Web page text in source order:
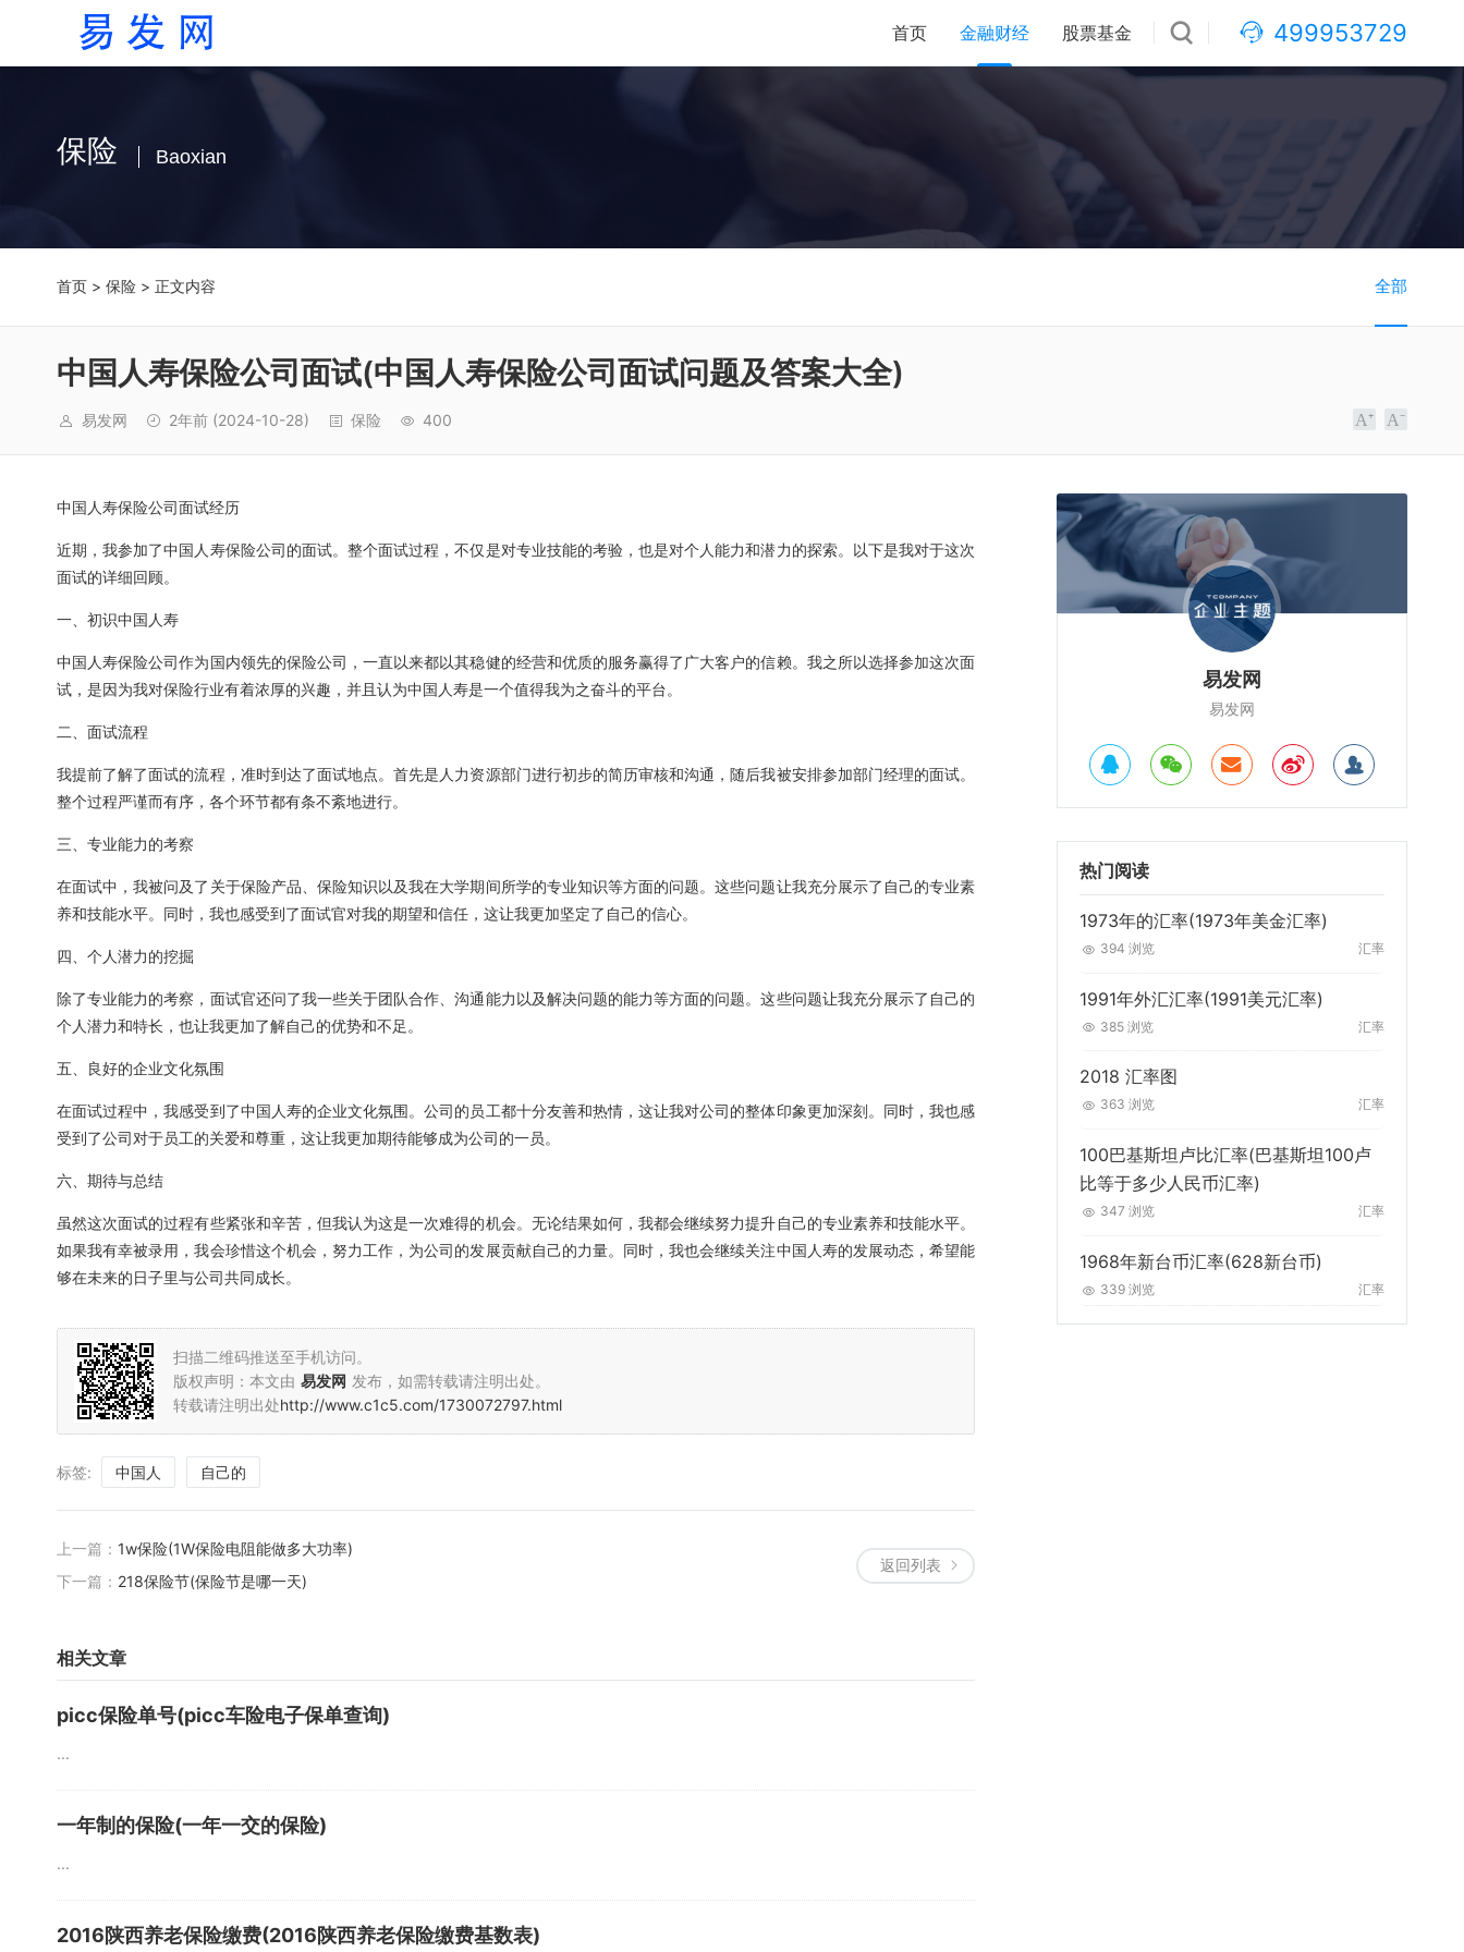
499953729
首页 金融财经 股票基金
保险 Baoxian
首页 > 保险 > 正文内容 全部
中国人寿保险公司面试(中国人寿保险公司面试问题及答案大全)
易发网 2年前 (2024-10-28) 保险 400
中国人寿保险公司面试经历
近期，我参加了中国人寿保险公司的面试。整个面试过程，不仅是对专业技能的考验，也是对个人能力和潜力的探索。以下是我对于这次
面试的详细回顾。
一、初识中国人寿
中国人寿保险公司作为国内领先的保险公司，一直以来都以其稳健的经营和优质的服务赢得了广大客户的信赖。我之所以选择参加这次面
试，是因为我对保险行业有着浓厚的兴趣，并且认为中国人寿是一个值得我为之奋斗的平台。
二、面试流程
我提前了解了面试的流程，准时到达了面试地点。首先是人力资源部门进行初步的简历审核和沟通，随后我被安排参加部门经理的面试。
整个过程严谨而有序，各个环节都有条不紊地进行。
三、专业能力的考察
在面试中，我被问及了关于保险产品、保险知识以及我在大学期间所学的专业知识等方面的问题。这些问题让我充分展示了自己的专业素
养和技能水平。同时，我也感受到了面试官对我的期望和信任，这让我更加坚定了自己的信心。
四、个人潜力的挖掘
除了专业能力的考察，面试官还问了我一些关于团队合作、沟通能力以及解决问题的能力等方面的问题。这些问题让我充分展示了自己的
个人潜力和特长，也让我更加了解自己的优势和不足。
五、良好的企业文化氛围
在面试过程中，我感受到了中国人寿的企业文化氛围。公司的员工都十分友善和热情，这让我对公司的整体印象更加深刻。同时，我也感
受到了公司对于员工的关爱和尊重，这让我更加期待能够成为公司的一员。
六、期待与总结
虽然这次面试的过程有些紧张和辛苦，但我认为这是一次难得的机会。无论结果如何，我都会继续努力提升自己的专业素养和技能水平。
如果我有幸被录用，我会珍惜这个机会，努力工作，为公司的发展贡献自己的力量。同时，我也会继续关注中国人寿的发展动态，希望能
够在未来的日子里与公司共同成长。
扫描二维码推送至手机访问。
版权声明：本文由 易发网 发布，如需转载请注明出处。
转载请注明出处http://www.c1c5.com/1730072797.html
标签: 中国人 自己的
返回列表
上一篇： 1w保险(1W保险电阻能做多大功率)
下一篇： 218保险节(保险节是哪一天)
相关文章
picc保险单号(picc车险电子保单查询)
...
一年制的保险(一年一交的保险)
...
2016陕西养老保险缴费(2016陕西养老保险缴费基数表)
易发网
易发网
热门阅读
1973年的汇率(1973年美金汇率)
394 浏览 汇率
1991年外汇汇率(1991美元汇率)
385 浏览 汇率
2018 汇率图
363 浏览 汇率
100巴基斯坦卢比汇率(巴基斯坦100卢
比等于多少人民币汇率)
347 浏览 汇率
1968年新台币汇率(628新台币)
339 浏览 汇率